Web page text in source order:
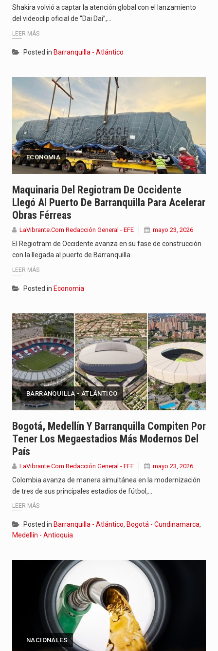
La investigación por la muerte de Kevin Arley Acosta Pico,…
Shakira volvió a captar la atención global con el lanzamiento
del videoclip oficial de “Dai Dai”,…
LEER MÁS
Posted in Barranquilla - Atlántico
ECONOMIA
Maquinaria Del Regiotram De Occidente
Llegó Al Puerto De Barranquilla Para Acelerar
Obras Férreas
LaVibrante.Com Redacción General - EFE mayo 23, 2026
El Regiotram de Occidente avanza en su fase de construcción
con la llegada al puerto de Barranquilla…
LEER MÁS
Posted in Economia
BARRANQUILLA - ATLÁNTICO
Bogotá, Medellín Y Barranquilla Compiten Por
Tener Los Megaestadios Más Modernos Del
País
LaVibrante.Com Redacción General - EFE mayo 23, 2026
Colombia avanza de manera simultánea en la modernización
de tres de sus principales estadios de fútbol,…
LEER MÁS
Posted in Barranquilla - Atlántico, Bogotá - Cundinamarca,
Medellín - Antioquia
NACIONALES